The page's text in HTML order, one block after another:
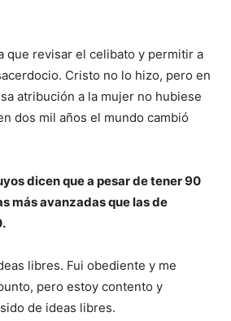
que revisar el celibato y permitir a
Cristo no lo hizo, pero en
atribución a la mujer no hubiese
dos mil años el mundo cambió
dicen que a pesar de tener 90
más avanzadas que las de
libres. Fui obediente y me
pero estoy contento y
de ideas libres.